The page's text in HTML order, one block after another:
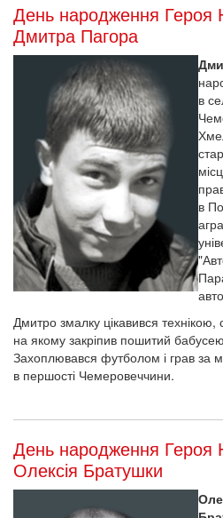
День народження Героя
Дмитра Пагора
в
в
Дмитро змалку цікавився
на якому закріпив пошитий
Захоплювався футболом і грав за
в першості Чемеровеччини.
День народження Героя
Олексія Братушки